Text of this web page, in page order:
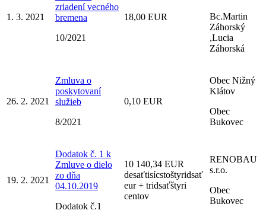
1. 3. 2021
zriadení vecného
bremena
10/2021
18,00 EUR
Bc.Martin
Záhorský
,Lucia
Záhorská
26. 2. 2021
Zmluva o
poskytovaní
služieb
8/2021
0,10 EUR
Obec Nižný
Klátov
Obec
Bukovec
19. 2. 2021
Dodatok č. 1 k
Zmluve o dielo
zo dňa
04.10.2019
Dodatok č.1
10 140,34 EUR
desaťtisícstoštyridsať
eur + tridsaťštyri
centov
RENOBAU
s.r.o.
Obec
Bukovec